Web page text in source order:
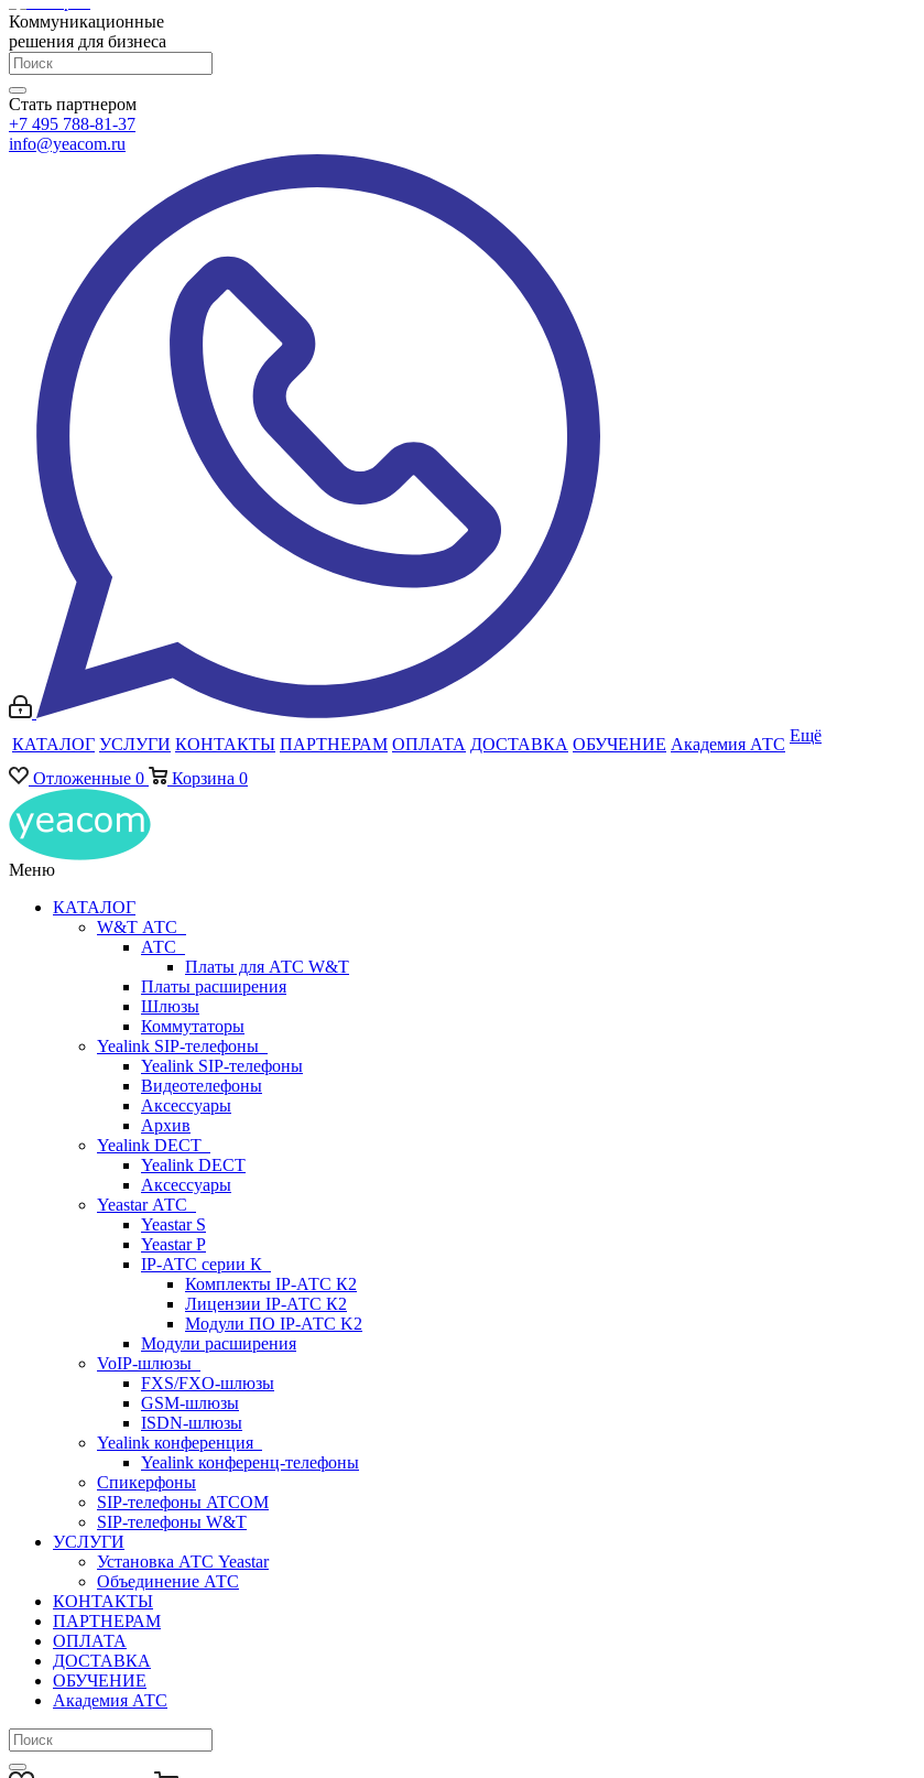
Коммуникационные
решения для бизнеса
Стать партнером
+7 495 788-81-37
info@yeacom.ru
КАТАЛОГ УСЛУГИ КОНТАКТЫ ПАРТНЕРАМ ОПЛАТА ДОСТАВКА ОБУЧЕНИЕ Академия АТС Ещё
Отложенные 0 Корзина 0
Меню
КАТАЛОГ
W&T АТС
АТС
Платы для АТС W&T
Платы расширения
Шлюзы
Коммутаторы
Yealink SIP-телефоны
Yealink SIP-телефоны
Видеотелефоны
Аксессуары
Архив
Yealink DECT
Yealink DECT
Аксессуары
Yeastar АТС
Yeastar S
Yeastar P
IP-АТС серии К
Комплекты IP-АТС К2
Лицензии IP-АТС К2
Модули ПО IP-АТС K2
Модули расширения
VoIP-шлюзы
FXS/FXO-шлюзы
GSM-шлюзы
ISDN-шлюзы
Yealink конференция
Yealink конференц-телефоны
Спикерфоны
SIP-телефоны ATCOM
SIP-телефоны W&T
УСЛУГИ
Установка АТС Yeastar
Объединение АТС
КОНТАКТЫ
ПАРТНЕРАМ
ОПЛАТА
ДОСТАВКА
ОБУЧЕНИЕ
Академия АТС